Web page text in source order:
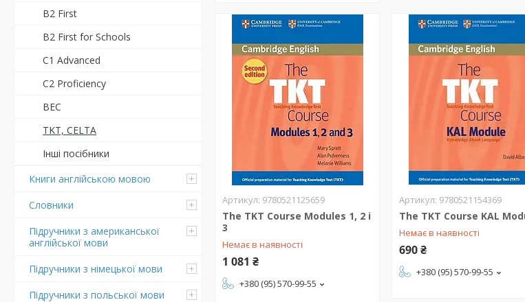
B2 First
B2 First for Schools
C1 Advanced
C2 Proficiency
BEC
TKT, CELTA
Інші посібники
Книги англійською мовою
Словники
Підручники з американської
англійської мови
Підручники з німецької мови
Підручники з польської мови
9780521125659
The TKT Course Modules 1, 2 і
3
Немає в наявності
1 081 ₴
+380 (95) 570-99-55
9780521154369
The TKT Course KAL
Немає в наявності
690 ₴
+380 (95) 570-99-55